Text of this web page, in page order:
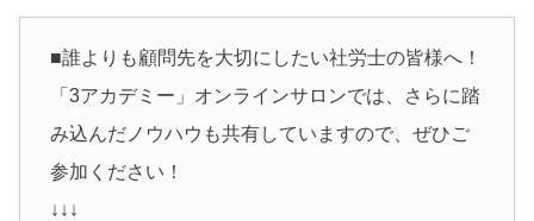
■誰よりも顧問先を大切にしたい社労士の皆様へ！
「3アカデミー」オンラインサロンでは、さらに踏
み込んだノウハウも共有していますので、ぜひご
参加ください！
↓↓↓